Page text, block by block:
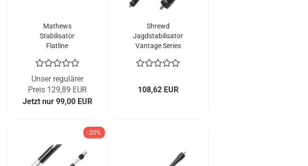
Mathews
Stabilisator
Flatline
Unser regulärer
Preis 129,89 EUR
Jetzt nur 99,00 EUR
Shrewd
Jagdstabilisator
Vantage Series
108,62 EUR
-20%